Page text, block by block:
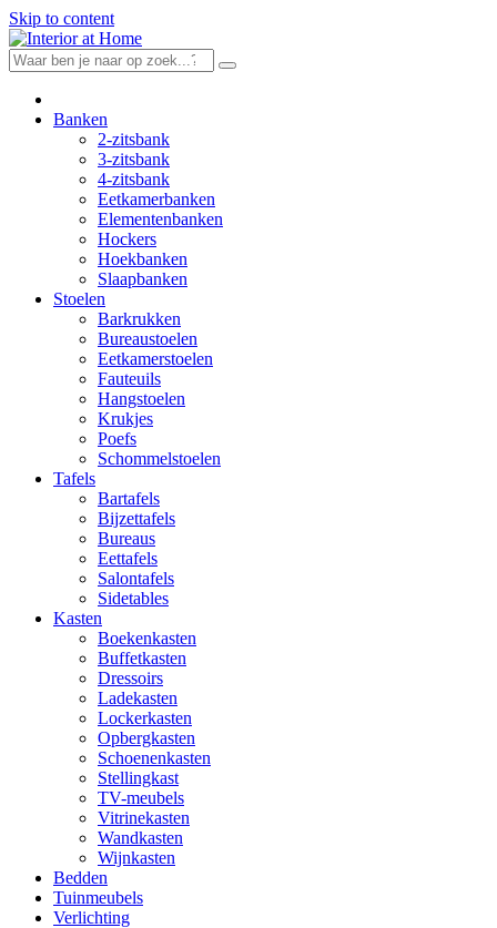
Skip to content
Banken
2-zitsbank
3-zitsbank
4-zitsbank
Eetkamerbanken
Elementenbanken
Hockers
Hoekbanken
Slaapbanken
Stoelen
Barkrukken
Bureaustoelen
Eetkamerstoelen
Fauteuils
Hangstoelen
Krukjes
Poefs
Schommelstoelen
Tafels
Bartafels
Bijzettafels
Bureaus
Eettafels
Salontafels
Sidetables
Kasten
Boekenkasten
Buffetkasten
Dressoirs
Ladekasten
Lockerkasten
Opbergkasten
Schoenenkasten
Stellingkast
TV-meubels
Vitrinekasten
Wandkasten
Wijnkasten
Bedden
Tuinmeubels
Verlichting